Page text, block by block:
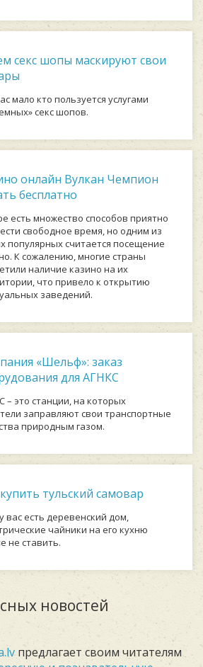
секс шопы маскируют свои
мало кто пользуется услугами
секс шопов.
онлайн Вулкан Чемпион
бесплатно
есть множество способов приятно
свободное время, но одним из
популярных считается посещение
К сожалению, многие страны
наличие казино на их
что привело к открытию
заведений.
«Шельф»: заказ
для АГНКС
– это станции, на которых
заправляют свои транспортные
природным газом.
тульский самовар
вас есть деревенский дом,
чайники на его кухню
не ставить.
новостей
предлагает своим читателям